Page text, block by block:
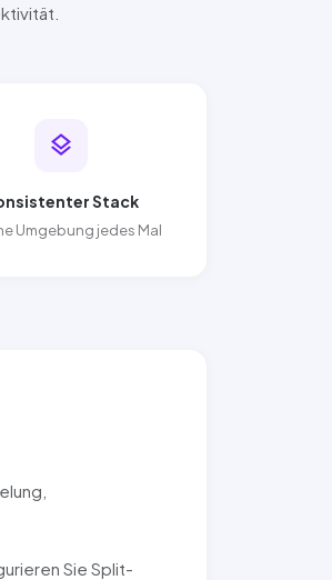
layers
Stack
Umgebung jedes Mal
Sie Split-